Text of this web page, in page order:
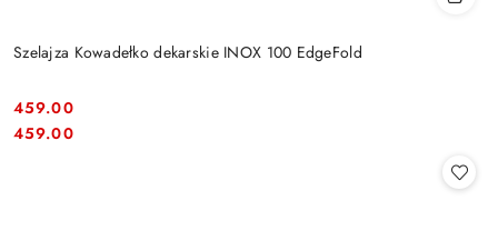
Szelajza Kowadełko dekarskie INOX 100 EdgeFold
Cena:
459.00
Cena:
459.00